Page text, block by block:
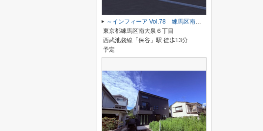
～インフィーア Vol.78 練馬区南大泉６丁目 ブランド新築戸建て～
東京都練馬区南大泉６丁目
西武池袋線「保谷」駅 徒歩13分
予定